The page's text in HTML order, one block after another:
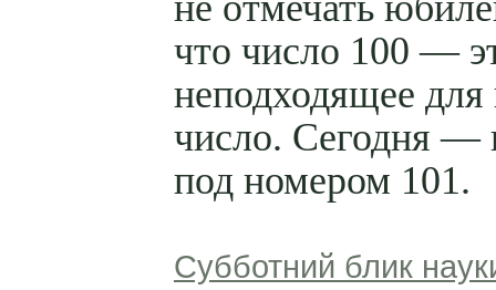
что число 100 —
неподходящее
число. Сегодня —
под номером 101.
Субботний блик